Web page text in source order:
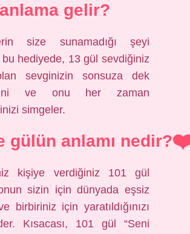
anlama gelir?
size sunamadığı şeyi
bu hediyede, 13 gül sevdiğiniz
sevginizin sonsuza dek
ve onu her zaman
simgeler.
gülün anlamı nedir?
kişiye verdiğiniz 101 gül
sizin için dünyada eşsiz
birbiriniz için yaratıldığınızı
Kısacası, 101 gül “Seni